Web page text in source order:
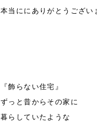
本当ににありがとうござい
『飾らない住宅』
ずっと昔からその家に
暮らしていたような